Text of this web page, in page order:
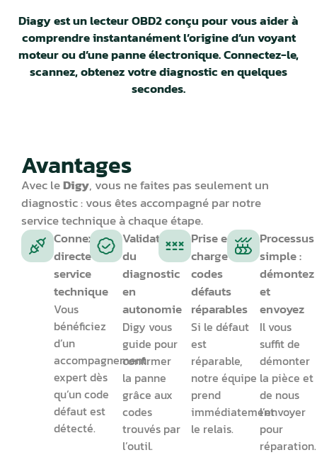
Diagy est un lecteur OBD2 conçu pour vous aider à
comprendre instantanément l’origine d’un voyant
moteur ou d’une panne électronique. Connectez-le,
scannez, obtenez votre diagnostic en quelques
secondes.
Avantages
Avec leDigy, vous ne faites pas seulement un
diagnostic : vous êtes accompagné par notre
service technique à chaque étape.
Connexion
directe au
service
technique
Vous
bénéficiez
d’un
accompagnement
expert dès
qu’un code
défaut est
détecté.
Validation
du
diagnostic
en
autonomie
Digy vous
guide pour
confirmer
la panne
grâce aux
codes
trouvés par
l’outil.
Prise en
charge des
codes
défauts
réparables
Si le défaut
est
réparable,
notre équipe
prend
immédiatement
le relais.
Processus
simple :
démontez
et
envoyez
Il vous
suffit de
démonter
la pièce et
de nous
l’envoyer
pour
réparation.